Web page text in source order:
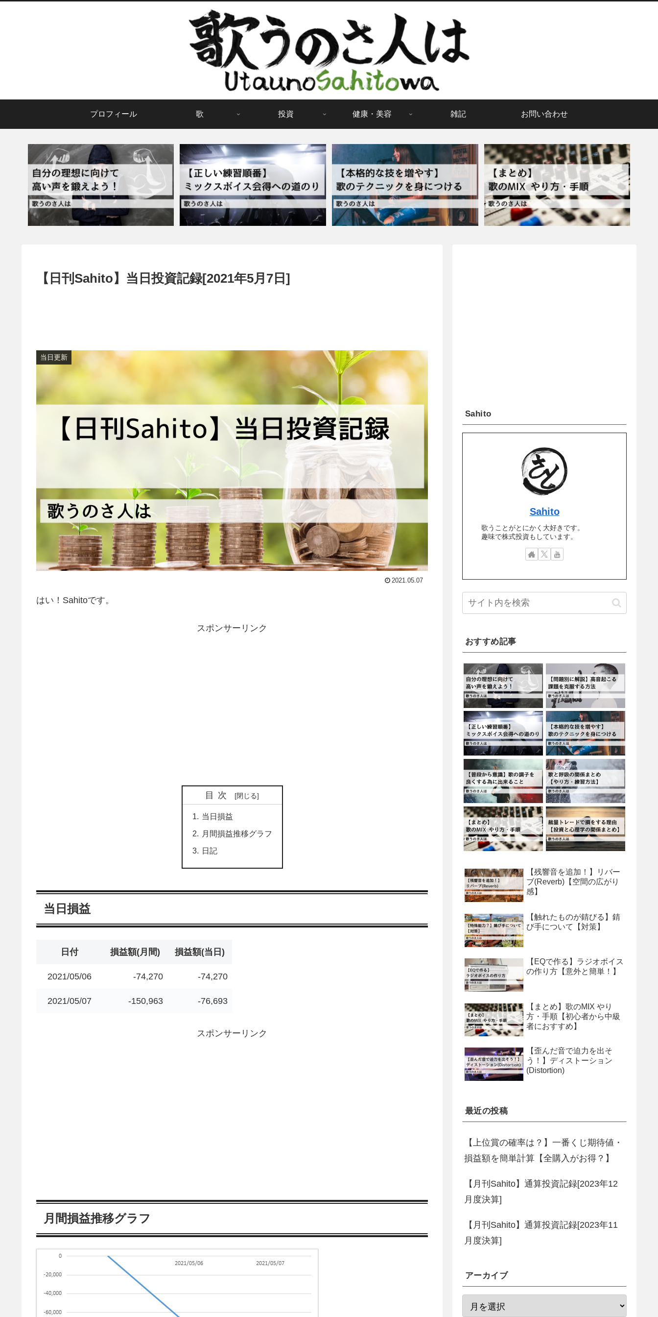
プロフィール 歌 投資 健康・美容 雑記 お問い合わせ
【日刊Sahito】当日投資記録[2021年5月7日]
当日更新
2021.05.07
はい！Sahitoです。
スポンサーリンク
目次
当日損益
月間損益推移グラフ
日記
当日損益
日付 損益額(月間) 損益額(当日)
2021/05/06 -74,270 -74,270
2021/05/07 -150,963 -76,693
スポンサーリンク
月間損益推移グラフ
Sahito
Sahito
歌うことがとにかく大好きです。
趣味で株式投資もしています。
おすすめ記事
【残響音を追加！】リバー
ブ(Reverb)【空間の広がり
感】
【触れたものが錆びる】錆
び手について【対策】
【EQで作る】ラジオボイス
の作り方【意外と簡単！】
【まとめ】歌のMIX やり
方・手順【初心者から中級
者におすすめ】
【歪んだ音で迫力を出そ
う！】ディストーション
(Distortion)
最近の投稿
【上位賞の確率は？】一番くじ期待値・
損益額を簡単計算【全購入がお得？】
【月刊Sahito】通算投資記録[2023年12
月度決算]
【月刊Sahito】通算投資記録[2023年11
月度決算]
アーカイブ